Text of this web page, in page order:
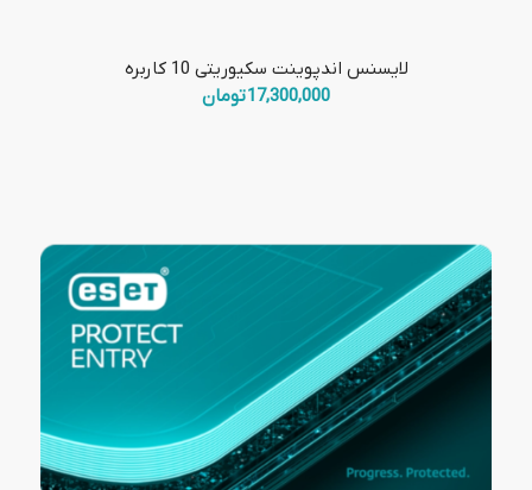
لایسنس اندپوینت سکیوریتی 10 کاربره
17,300,000تومان